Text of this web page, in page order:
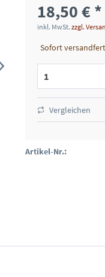
18,50 € *
inkl. MwSt.zzgl.
Sofort
Vergleichen
Artikel-Nr.: